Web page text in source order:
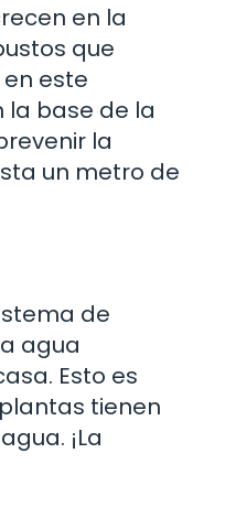
en la
que
este
la base de la
la
un metro de
de
agua
Esto es
tienen
¡La